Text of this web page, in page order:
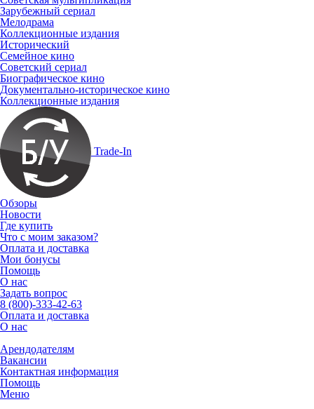
Зарубежный сериал
Мелодрама
Коллекционные издания
Исторический
Семейное кино
Советский сериал
Биографическое кино
Документально-историческое кино
Коллекционные издания
Trade-In
Обзоры
Новости
Где купить
Что с моим заказом?
Оплата и доставка
Мои бонусы
Помощь
О нас
Задать вопрос
8 (800)-333-42-63
Оплата и доставка
О нас
Арендодателям
Вакансии
Контактная информация
Помощь
Меню